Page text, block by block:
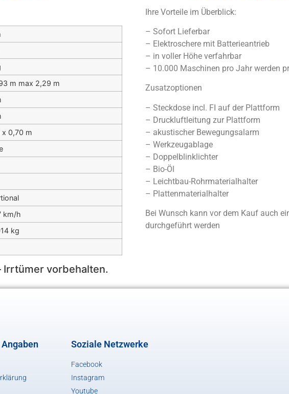
m max 2,29 m
x 0,70 m
km/h
kg
Irrtümer vorbehalten.
Ihre Vorteile im Überblick:
– Sofort Lieferbar
– Elektroschere mit Batterieantrieb
– in voller Höhe verfahrbar
– 10.000 Maschinen pro Jahr werden
Zusatzoptionen
– Steckdose incl. FI auf der Plattform
– Druckluftleitung zur Plattform
– akustischer Bewegungsalarm
– Werkzeugablage
– Doppelblinklichter
– Bio-Öl
– Leichtbau-Rohrmaterialhalter
– Plattenmaterialhalter
Bei Wunsch kann vor dem Kauf auch
durchgeführt werden
Soziale Netzwerke
Facebook
Instagram
Youtube